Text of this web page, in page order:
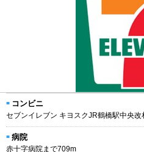
コンビニ
セブンイレブン キヨスクJR鶴橋駅中央
病院
赤十字病院まで709m